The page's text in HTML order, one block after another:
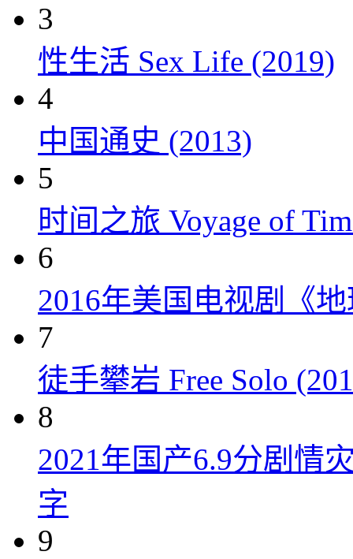
3
性生活 Sex Life (2019)
4
中国通史 (2013)
5
时间之旅 Voyage of
6
2016年美国电视剧《
7
徒手攀岩 Free Solo
8
2021年国产6.9分剧情
字
9